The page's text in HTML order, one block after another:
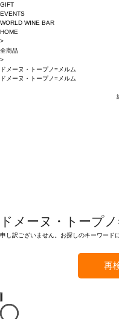
GIFT
EVENTS
WORLD WINE BAR
HOME
>
全商品
>
ドメーヌ・トープノ=メルム
ドメーヌ・トープノ=メルム
ドメーヌ・トープ
申し訳ございません。お探しのキーワード
再